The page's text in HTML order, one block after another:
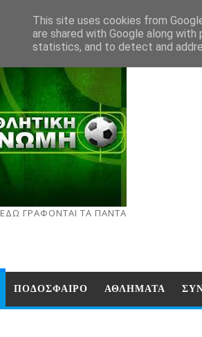
ΕΔΩ ΓΡΑΦΟΝΤΑΙ ΤΑ ΠΑΝΤΑ
ΠΟΔΟΣΦΑΙΡΟ ΑΘΛΗΜΑΤΑ
This site uses cookies from
are shared with Google along
statistics, and to detect and